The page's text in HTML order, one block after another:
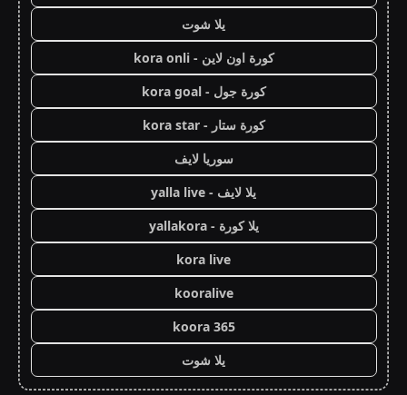
يلا شوت
كورة اون لاين - kora onli
كورة جول - kora goal
كورة ستار - kora star
سوريا لايف
يلا لايف - yalla live
يلا كورة - yallakora
kora live
kooralive
koora 365
يلا شوت